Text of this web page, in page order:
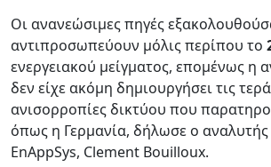
Οι ανανεώσιμες πηγές
αντιπροσωπεύουν μόλις περίπου το
ενεργειακού μείγματος, επομένως η
δεν είχε ακόμη δημιουργήσει τις
ανισορροπίες δικτύου που
όπως η Γερμανία, δήλωσε ο
EnAppSys, Clement Bouilloux.